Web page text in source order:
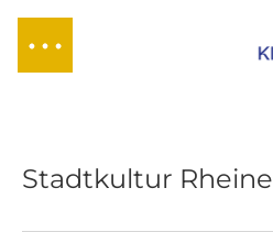
Stadtkultur Rheine